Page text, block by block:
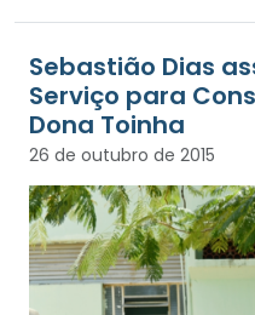
Sebastião Dias
Serviço para
Dona Toinha
26 de outubro de 2015